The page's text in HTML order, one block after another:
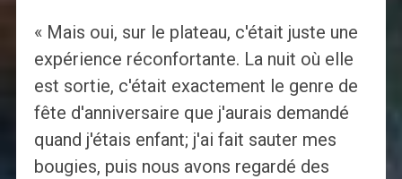
« Mais oui, sur le plateau, c'était juste une
expérience réconfortante. La nuit où elle
est sortie, c'était exactement le genre de
fête d'anniversaire que j'aurais demandé
quand j'étais enfant; j'ai fait sauter mes
bougies, puis nous avons regardé des